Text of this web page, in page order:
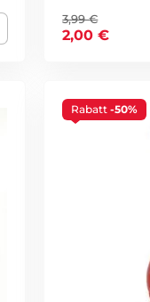
3,99 €
2,00 €
Rabatt-50%